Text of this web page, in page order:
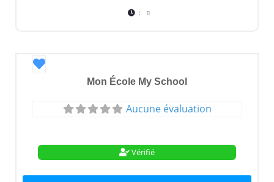
:
Favori
Mon École My School
Aucune évaluation
Vérifié